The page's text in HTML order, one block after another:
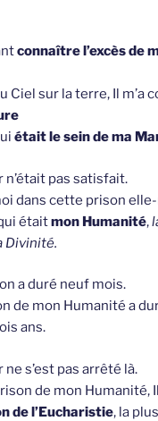
connaître l’excès de
Ciel sur la terre, Il m’a
était le sein de ma
n’était pas satisfait.
dans cette prison
étaitmon Humanité,
Divinité.
a duré neuf mois.
de mon Humanité a
ans.
s’est pas arrêté là.
de mon Humanité,
de l’Eucharistie, la